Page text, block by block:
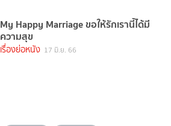
My Happy Marriage ขอให้รักเรานี้ได้มี
ความสุข
เรื่องย่อหนัง 17 มิ.ย. 66